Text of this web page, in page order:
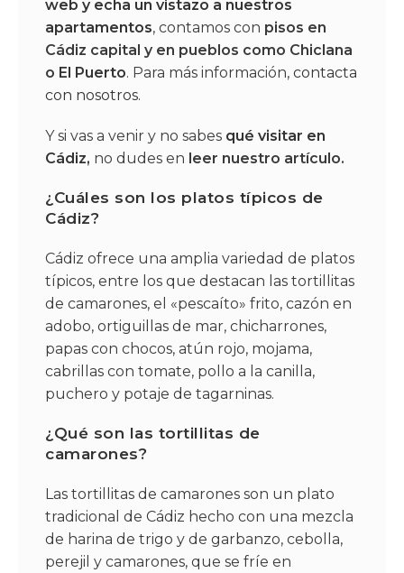
web y echa un vistazo a nuestros
apartamentos, contamos con pisos en
Cádiz capital y en pueblos como Chiclana
o El Puerto. Para más información, contacta
con nosotros.
Y si vas a venir y no sabes qué visitar en
Cádiz, no dudes en leer nuestro artículo.
¿Cuáles son los platos típicos de
Cádiz?
Cádiz ofrece una amplia variedad de platos
típicos, entre los que destacan las tortillitas
de camarones, el «pescaíto» frito, cazón en
adobo, ortiguillas de mar, chicharrones,
papas con chocos, atún rojo, mojama,
cabrillas con tomate, pollo a la canilla,
puchero y potaje de tagarninas.
¿Qué son las tortillitas de
camarones?
Las tortillitas de camarones son un plato
tradicional de Cádiz hecho con una mezcla
de harina de trigo y de garbanzo, cebolla,
perejil y camarones, que se fríe en